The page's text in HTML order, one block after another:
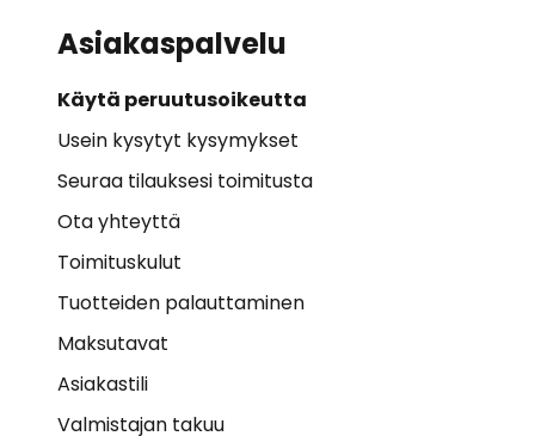
Asiakaspalvelu
Käytä peruutusoikeutta
Usein kysytyt kysymykset
Seuraa tilauksesi toimitusta
Ota yhteyttä
Toimituskulut
Tuotteiden palauttaminen
Maksutavat
Asiakastili
Valmistajan takuu